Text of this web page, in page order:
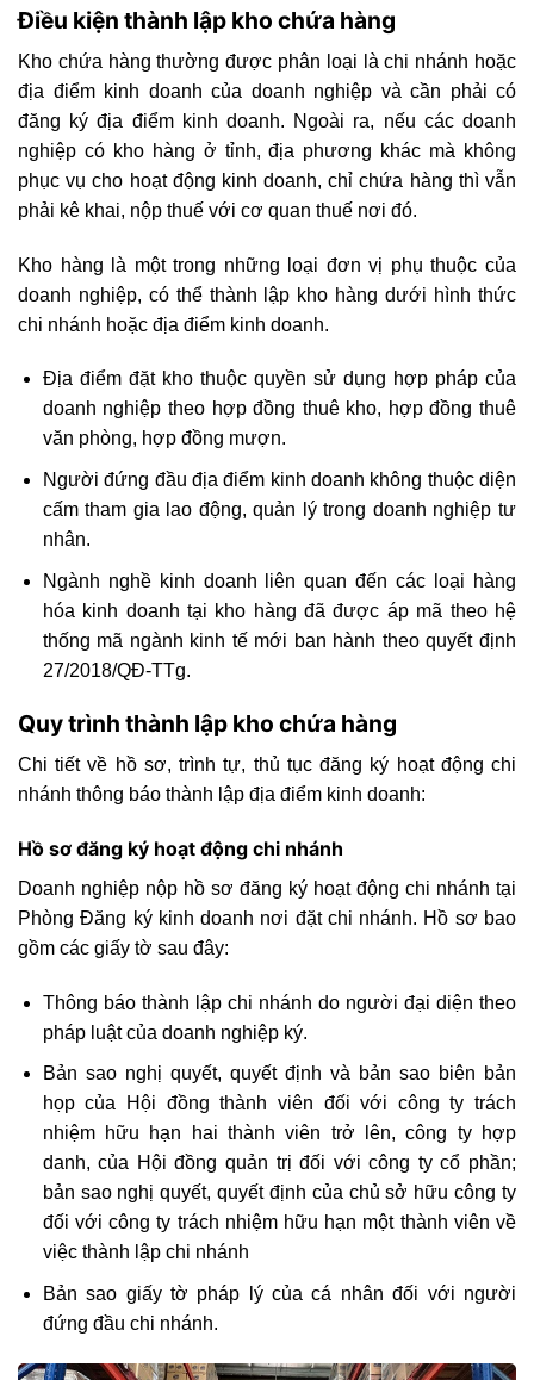
Điều kiện thành lập kho chứa hàng
Kho chứa hàng thường được phân loại là chi nhánh hoặc
địa điểm kinh doanh của doanh nghiệp và cần phải có
đăng ký địa điểm kinh doanh. Ngoài ra, nếu các doanh
nghiệp có kho hàng ở tỉnh, địa phương khác mà không
phục vụ cho hoạt động kinh doanh, chỉ chứa hàng thì vẫn
phải kê khai, nộp thuế với cơ quan thuế nơi đó.
Kho hàng là một trong những loại đơn vị phụ thuộc của
doanh nghiệp, có thể thành lập kho hàng dưới hình thức
chi nhánh hoặc địa điểm kinh doanh.
Địa điểm đặt kho thuộc quyền sử dụng hợp pháp của
doanh nghiệp theo hợp đồng thuê kho, hợp đồng thuê
văn phòng, hợp đồng mượn.
Người đứng đầu địa điểm kinh doanh không thuộc diện
cấm tham gia lao động, quản lý trong doanh nghiệp tư
nhân.
Ngành nghề kinh doanh liên quan đến các loại hàng
hóa kinh doanh tại kho hàng đã được áp mã theo hệ
thống mã ngành kinh tế mới ban hành theo quyết định
27/2018/QĐ-TTg.
Quy trình thành lập kho chứa hàng
Chi tiết về hồ sơ, trình tự, thủ tục đăng ký hoạt động chi
nhánh thông báo thành lập địa điểm kinh doanh:
Hồ sơ đăng ký hoạt động chi nhánh
Doanh nghiệp nộp hồ sơ đăng ký hoạt động chi nhánh tại
Phòng Đăng ký kinh doanh nơi đặt chi nhánh. Hồ sơ bao
gồm các giấy tờ sau đây:
Thông báo thành lập chi nhánh do người đại diện theo
pháp luật của doanh nghiệp ký.
Bản sao nghị quyết, quyết định và bản sao biên bản
họp của Hội đồng thành viên đối với công ty trách
nhiệm hữu hạn hai thành viên trở lên, công ty hợp
danh, của Hội đồng quản trị đối với công ty cổ phần;
bản sao nghị quyết, quyết định của chủ sở hữu công ty
đối với công ty trách nhiệm hữu hạn một thành viên về
việc thành lập chi nhánh
Bản sao giấy tờ pháp lý của cá nhân đối với người
đứng đầu chi nhánh.